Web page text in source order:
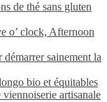
de thé sans gluten
o’ clock, Afternoon
sainement la
bio et équitables
artisanale